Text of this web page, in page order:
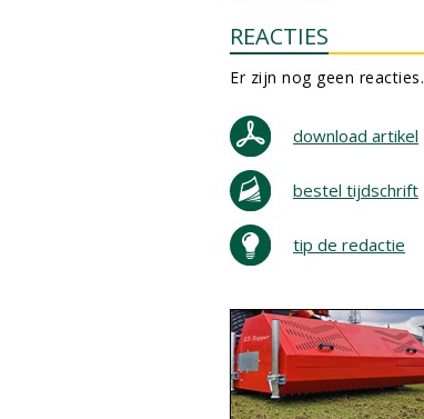
REACTIES
Er zijn nog geen reacties.
download artikel
bestel tijdschrift
tip de redactie